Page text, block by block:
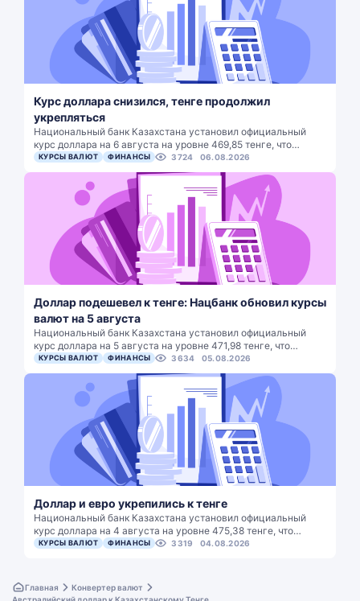
Курс доллара снизился, тенге продолжил
укрепляться
Национальный банк Казахстана установил официальный
курс доллара на 6 августа на уровне 469,85 тенге, что…
КУРСЫ ВАЛЮТ ФИНАНСЫ 3724 06.08.2026
Доллар подешевел к тенге: Нацбанк обновил курсы
валют на 5 августа
Национальный банк Казахстана установил официальный
курс доллара на 5 августа на уровне 471,98 тенге, что…
КУРСЫ ВАЛЮТ ФИНАНСЫ 3634 05.08.2026
Доллар и евро укрепились к тенге
Национальный банк Казахстана установил официальный
курс доллара на 4 августа на уровне 475,38 тенге, что…
КУРСЫ ВАЛЮТ ФИНАНСЫ 3319 04.08.2026
Главная
Конвертер валют